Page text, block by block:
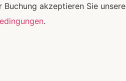
Buchung akzeptieren Sie unsere
.